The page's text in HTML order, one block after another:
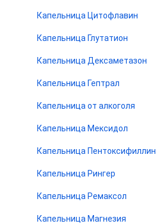
Капельница Цитофлавин
Капельница Глутатион
Капельница Дексаметазон
Капельница Гептрал
Капельница от алкоголя
Капельница Мексидол
Капельница Пентоксифиллин
Капельница Рингер
Капельница Ремаксол
Капельница Магнезия